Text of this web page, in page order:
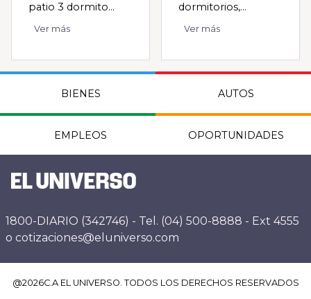
patio 3 dormito...
Ver más
dormitorios,...
Ver más
BIENES AUTOS
EMPLEOS OPORTUNIDADES
1800-DIARIO (342746) - Tel. (04) 500-8888 - Ext 4555
o cotizaciones@eluniverso.com
@2026C.A EL UNIVERSO. TODOS LOS DERECHOS RESERVADOS